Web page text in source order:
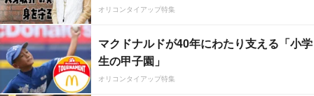
オリコンタイアップ特集
マクドナルドが40年にわたり支える「小学
生の甲子園」
オリコンタイアップ特集